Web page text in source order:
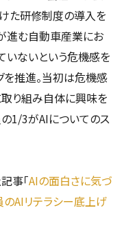
た研修制度の導入を
進む自動車産業にお
いないという危機感を
を推進。当初は危機感
り組み自体に興味を
1/3がAIについてのス
事「AIの面白さに気づ
AIリテラシー底上げ